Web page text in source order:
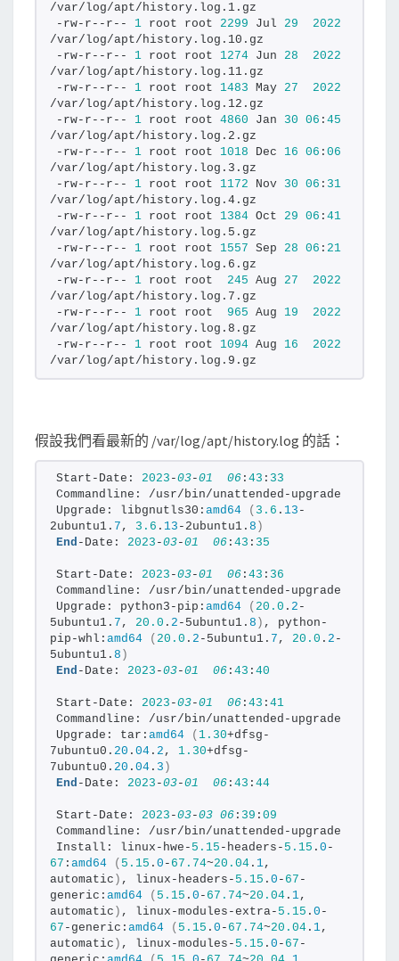
/var/log/apt/history.log.1.gz
-rw-r--r-- 1 root root 2299 Jul 29
2022
/var/log/apt/history.log.10.gz
-rw-r--r-- 1 root root 1274 Jun 28
2022
/var/log/apt/history.log.11.gz
-rw-r--r-- 1 root root 1483 May 27
2022
/var/log/apt/history.log.12.gz
-rw-r--r-- 1 root root 4860 Jan 30 06 : 45
/var/log/apt/history.log.2.gz
-rw-r--r-- 1 root root 1018 Dec 16 06 : 06
/var/log/apt/history.log.3.gz
-rw-r--r-- 1 root root 1172 Nov 30 06 : 31
/var/log/apt/history.log.4.gz
-rw-r--r-- 1 root root 1384 Oct 29 06 : 41
/var/log/apt/history.log.5.gz
-rw-r--r-- 1 root root 1557 Sep 28 06 : 21
/var/log/apt/history.log.6.gz
-rw-r--r-- 1 root root 245 Aug 27
2022
/var/log/apt/history.log.7.gz
-rw-r--r-- 1 root root 965 Aug 19
2022
/var/log/apt/history.log.8.gz
-rw-r--r-- 1 root root 1094 Aug 16
2022
/var/log/apt/history.log.9.gz
假設我們看最新的 /var/log/apt/history.log 的話：
Start-Date: 2023 -03-01 06 : 43 : 33
Commandline: /usr/bin/unattended-upgrade
Upgrade: libgnutls30: amd64 ( 3.6 . 13 -
2ubuntu1. 7 , 3.6 . 13 -2ubuntu1. 8 )
End -Date: 2023 -03-01 06 : 43 : 35
Start-Date: 2023 -03-01 06 : 43 : 36
Commandline: /usr/bin/unattended-upgrade
Upgrade: python3-pip: amd64 ( 20.0 . 2 -
5ubuntu1. 7 , 20.0 . 2 -5ubuntu1. 8 ) , python-
pip-whl: amd64 ( 20.0 . 2 -5ubuntu1. 7 , 20.0 . 2 -
5ubuntu1. 8 )
End -Date: 2023 -03-01 06 : 43 : 40
Start-Date: 2023 -03-01 06 : 43 : 41
Commandline: /usr/bin/unattended-upgrade
Upgrade: tar: amd64 ( 1.30+dfsg-
7ubuntu0. 20 . 04 . 2 , 1.30+dfsg-
7ubuntu0. 20 . 04 . 3 )
End -Date: 2023 -03-01 06 : 43 : 44
Start-Date: 2023 -03-03 06 : 39 : 09
Commandline: /usr/bin/unattended-upgrade
Install: linux-hwe- 5.15 -headers- 5.15 . 0 -
67 : amd64 ( 5.15 . 0 - 67.74~20.04 . 1,
automatic ) , linux-headers- 5.15 . 0 - 67 -
generic: amd64 ( 5.15 . 0 - 67.74~20.04 . 1,
automatic ) , linux-modules-extra- 5.15 . 0 -
67 -generic: amd64 ( 5.15 . 0 - 67.74~20.04 . 1,
automatic ) , linux-modules- 5.15 . 0 - 67 -